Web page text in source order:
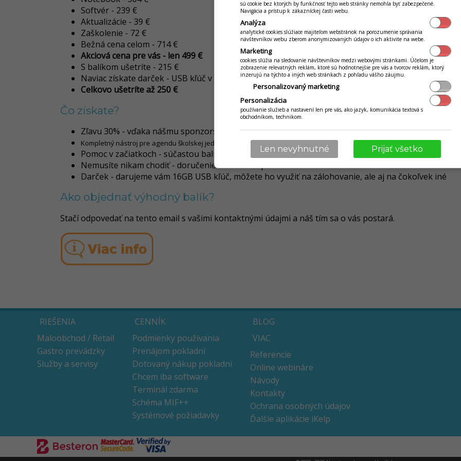
Softvér - 239 €
Aktualizácie - 39 €
Zaškolenie - 72 €
Bežná cena celom - 714 €
Akciová cena pre vás - len 499 €
S balíkom ušetríte - 215 €
Naviac získate darček - USB kľúč v hodnote 35 €
Celkovo ušetríte až 250 €
Čo získate?
Zľavu 30% - vďaka nášmu sponzorskému daru pri kúpe celého balíka získate celú zostavu s až
Kompletný nástroj pre agendu školskej jedálne - práca s ním je jednoduchá, zvládne ho naozaj každý
Pomoc v začiatkoch - súčastou balíka je aj zaškolenie a je len na vás, ako si ho budete čerpať
Nemusíte nikam chodiť - doručenie až na vašu prevádzku zdarma
Darček - darujeme vám 16GB USB kľúč, môžete ho využiť na zálohovanie, ale aj na čokoľvek iné
Ako objednať výhodný balík?
Stačí odpovedať na tento email s vašimi kontaktnými údajmi a náš tím sa o vás postará.
RIEŠENIA
Maloobchod / Retail
Gastro prevádzky
Služby a servisy
CENNÍK
Podmienky používania
Prenájom pokladní
Dotovaný nákup pokladní
Chcem iba software
Terminál zdarma
Schéma MIF++
Systémové požiadavky
BLOG
VIAC
Referencie
Online webináre
Návody
Kontakty
Ochrana osobných údajov
Ďalšie aplikácie iKelp
sú cookie bez ktorých by funkčnosť tejto web stránky nemohla byť zabezpečené.
Navigácia a prístup k zákazníckej časti webu.
Analýza
analytické cookies slúžiace majiteľom webstránok na porozumenie správania
návštevníkov webu zberom anonymizovaných údajov o ich aktivite na webe.
Marketing
cookies slúžia na sledovanie návštevníkov medzi webovými stránkami. Účelom je
zobrazenie relevatných reklám, ktoré sú hodnotnejšie pre vás a tvorcov reklám, ktorý
inzerujú na týchto a iných web stránkach z pohľadu vášho záujmu.
Personalizovaný marketing
Personalizácia
používanie služieb a nastavení len pre vás, ako jazyk, komunikácia textová s
obchodníkom, technikom.
Len nevyhnutné Prijať všetko